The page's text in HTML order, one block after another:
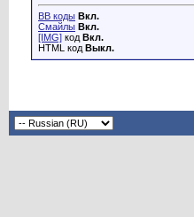
BB коды Вкл.
Смайлы Вкл.
[IMG] код Вкл.
HTML код Выкл.